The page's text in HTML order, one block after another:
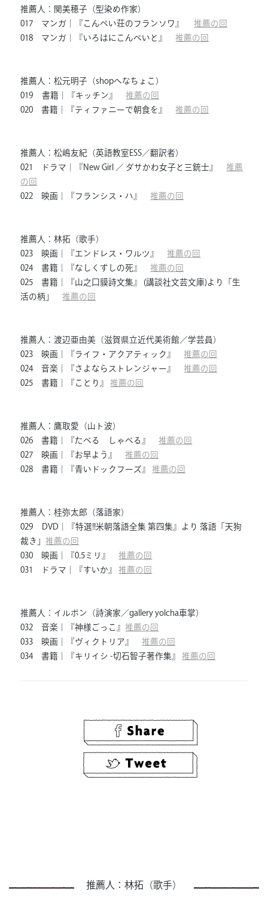
推薦人：関美穂子（型染め作家）
017 マンガ｜『こんぺい荘のフランソワ』推薦の回
018 マンガ｜『いろはにこんぺいと』推薦の回
推薦人：松元明子（shopへなちょこ）
019 書籍｜『キッチン』推薦の回
020 書籍｜『ティファニーで朝食を』推薦の回
推薦人：松嶋友紀（英語教室ESS／翻訳者）
021 ドラマ｜『New Girl ／ ダサかわ女子と三銃士』推薦
の回
022 映画｜『フランシス・ハ』推薦の回
推薦人：林拓（歌手）
023 映画｜『エンドレス・ワルツ』推薦の回
024 書籍｜『なしくずしの死』推薦の回
025 書籍｜『山之口貘詩文集』 (講談社文芸文庫)より「生
活の柄」推薦の回
推薦人：渡辺亜由美（滋賀県立近代美術館／学芸員）
023 映画｜『ライフ・アクアティック』推薦の回
024 音楽｜『さよならストレンジャー』推薦の回
025 書籍｜『ことり』推薦の回
推薦人：鷹取愛（山ト波）
026 書籍｜『たべる しゃべる』推薦の回
027 映画｜『お早よう』推薦の回
028 書籍｜『青いドックフーズ』推薦の回
推薦人：桂弥太郎（落語家）
029 DVD｜『特選!!米朝落語全集 第四集』より 落語「天狗
裁き」推薦の回
030 映画｜『0.5ミリ』推薦の回
031 ドラマ｜『すいか』推薦の回
推薦人：イルボン（詩演家／gallery yolcha車掌）
032 音楽｜『神様ごっこ』推薦の回
033 映画｜『ヴィクトリア』推薦の回
034 書籍｜『キリイシ -切石智子著作集』推薦の回
推薦人：林拓（歌手）